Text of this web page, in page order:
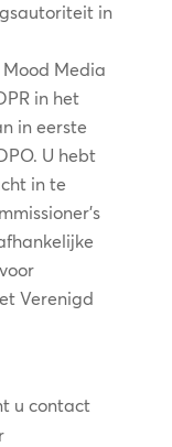
in
Media
in het
in eerste
U hebt
in te
Verenigd
u contact